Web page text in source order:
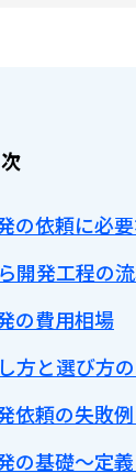
の依頼に必
開発工程の
の費用相場
方と選び方
依頼の失敗
の基礎～定